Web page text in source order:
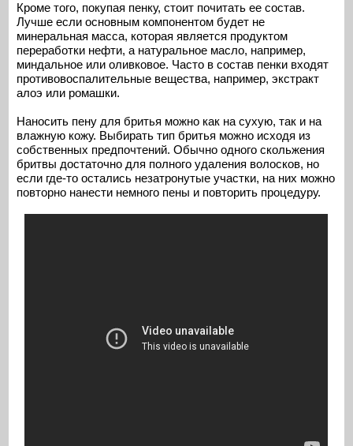
Кроме того, покупая пенку, стоит почитать ее состав.
Лучше если основным компонентом будет не
минеральная масса, которая является продуктом
переработки нефти, а натуральное масло, например,
миндальное или оливковое. Часто в состав пенки входят
противовоспалительные вещества, например, экстракт
алоэ или ромашки.
Наносить пену для бритья можно как на сухую, так и на
влажную кожу. Выбирать тип бритья можно исходя из
собственных предпочтений. Обычно одного скольжения
бритвы достаточно для полного удаления волосков, но
если где-то остались незатронутые участки, на них можно
повторно нанести немного пены и повторить процедуру.